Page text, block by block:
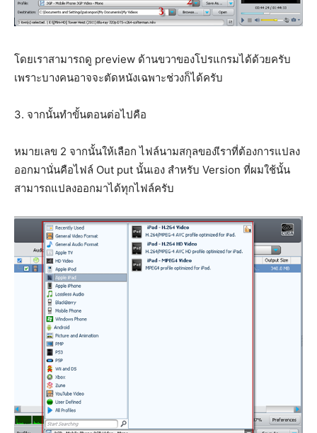
โดยเราสามารถดู preview ด้านขวาของโปรแกรมได้ด้วยครับ
เพราะบางคนอาจจะตัดหนังเฉพาะช่วงก็ได้ครับ
3. จากนั้นทำขั้นตอนต่อไปคือ
หมายเลข 2 จากนั้นให้เลือก ไฟล์นามสกุลของเีราที่ต้องการแปลง
ออกมานั่นคือไฟล์ Out put นั้นเอง สำหรับ Version ที่ผมใช้นั้น
สามารถแปลงออกมาได้ทุกไฟล์ครับ